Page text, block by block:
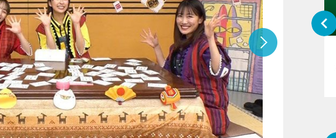
『アイ＝ラブ！げーみんぐ』＝LOV
E齋藤樹愛羅＆佐々木舞香SPインタ
ビュー